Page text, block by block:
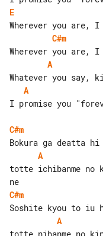
E
C#m
A
A
I promise you
C#m
A
totte ichibanme no
C#m
A